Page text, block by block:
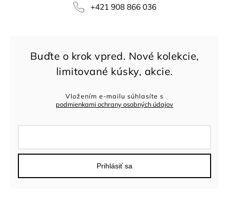
+421 908 866 036
Vložením e-mailu súhlasíte s
podmienkami ochrany osobných údajov
Prihlásiť sa